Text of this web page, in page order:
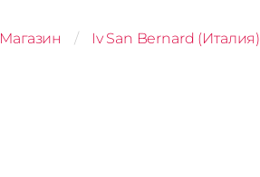
Магазин Iv San Bernard (Италия)